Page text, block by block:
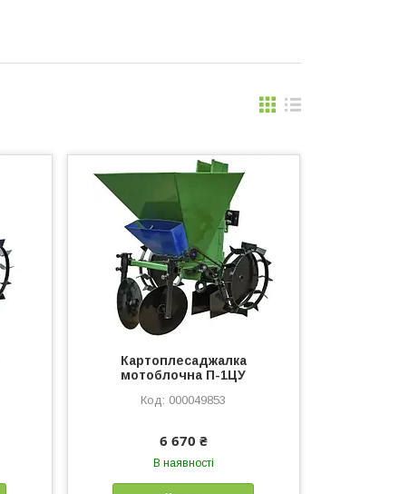
Картоплесаджалка
мотоблочна П-1ЦУ
000049853
6 670 ₴
В наявності